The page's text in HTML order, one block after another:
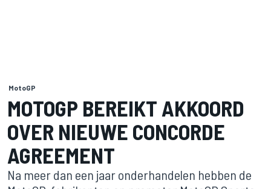
MotoGP
MOTOGP BEREIKT AKKOORD
OVER NIEUWE CONCORDE
AGREEMENT
Na meer dan een jaar onderhandelen hebben de